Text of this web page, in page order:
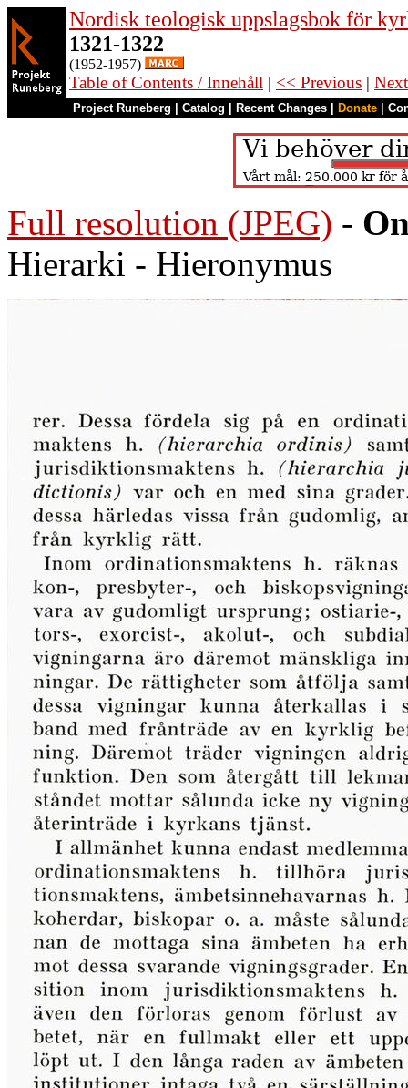
Nordisk teologisk uppslagsbok för
1321-1322
(1952-1957)
Table of Contents / Innehåll | << Previous |
Project Runeberg Catalog Recent Changes Donate
Full resolution (JPEG) -
Hierarki - Hieronymus